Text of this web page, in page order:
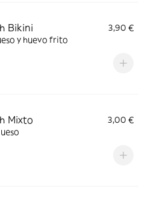
Bikini
3,90 €
y huevo frito
Mixto
3,00 €